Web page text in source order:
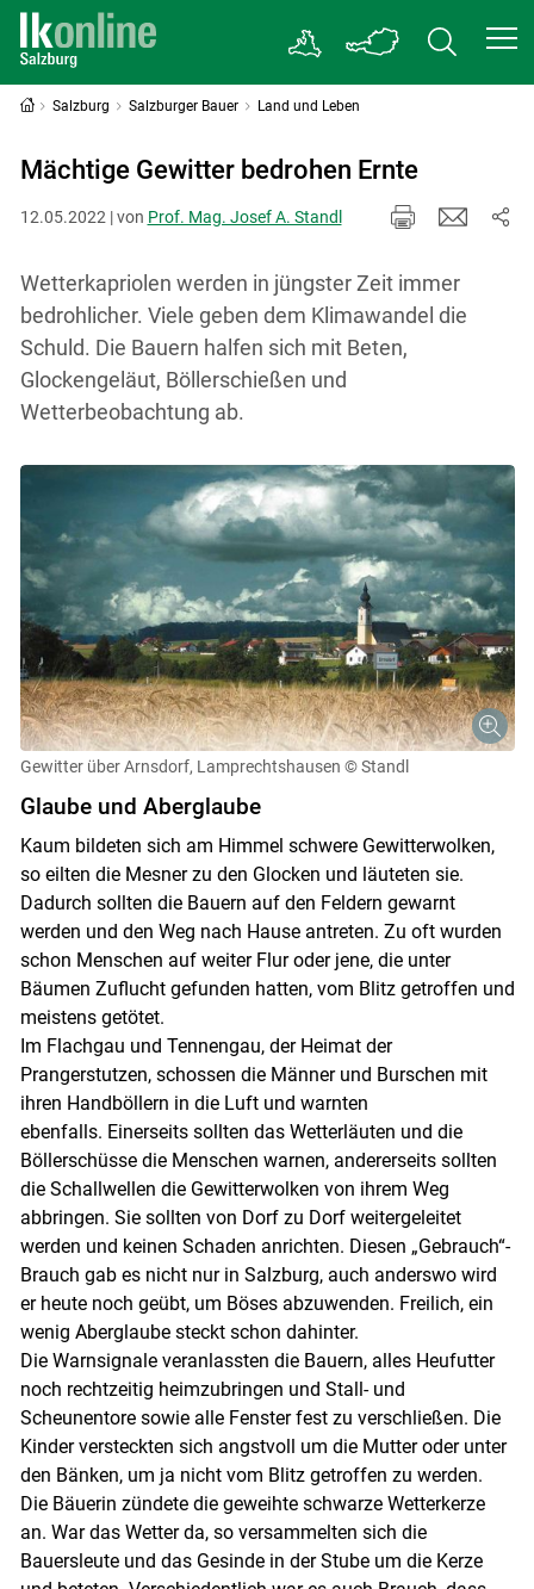
Skip to main content
Salzburg Salzburger Bauer Land und Leben
Mächtige Gewitter bedrohen Ernte
12.05.2022 | von Prof. Mag. Josef A. Standl
Wetterkapriolen werden in jüngster Zeit immer
bedrohlicher. Viele geben dem Klimawandel die
Schuld. Die Bauern halfen sich mit Beten,
Glockengeläut, Böllerschießen und
Wetterbeobachtung ab.
Gewitter über Arnsdorf, Lamprechtshausen © Standl
Glaube und Aberglaube
Kaum bildeten sich am Himmel schwere Gewitterwolken,
so eilten die Mesner zu den Glocken und läuteten sie.
Dadurch sollten die Bauern auf den Feldern gewarnt
werden und den Weg nach Hause antreten. Zu oft wurden
schon Menschen auf weiter Flur oder jene, die unter
Bäumen Zuflucht gefunden hatten, vom Blitz getroffen und
meistens getötet.
Im Flachgau und Tennengau, der Heimat der
Prangerstutzen, schossen die Männer und Burschen mit
ihren Handböllern in die Luft und warnten
ebenfalls. Einerseits sollten das Wetterläuten und die
Böllerschüsse die Menschen warnen, andererseits sollten
die Schallwellen die Gewitterwolken von ihrem Weg
abbringen. Sie sollten von Dorf zu Dorf weitergeleitet
werden und keinen Schaden anrichten. Diesen „Gebrauch“-
Brauch gab es nicht nur in Salzburg, auch anderswo wird
er heute noch geübt, um Böses abzuwenden. Freilich, ein
wenig Aberglaube steckt schon dahinter.
Die Warnsignale veranlassten die Bauern, alles Heufutter
noch rechtzeitig heimzubringen und Stall- und
Scheunentore sowie alle Fenster fest zu verschließen. Die
Kinder versteckten sich angstvoll um die Mutter oder unter
den Bänken, um ja nicht vom Blitz getroffen zu werden.
Die Bäuerin zündete die geweihte schwarze Wetterkerze
an. War das Wetter da, so versammelten sich die
Bauersleute und das Gesinde in der Stube um die Kerze